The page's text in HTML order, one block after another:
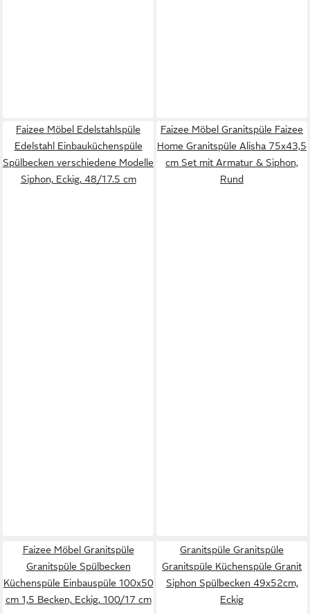
Faizee Möbel Edelstahlspüle
Edelstahl Einbauküchenspüle
Spülbecken verschiedene Modelle
Siphon, Eckig, 48/17.5 cm
Faizee Möbel Granitspüle Faizee
Home Granitspüle Alisha 75x43,5
cm Set mit Armatur & Siphon,
Rund
Faizee Möbel Granitspüle
Granitspüle Spülbecken
Küchenspüle Einbauspüle 100x50
cm 1,5 Becken, Eckig, 100/17 cm
Granitspüle Granitspüle
Granitspüle Küchenspüle Granit
Siphon Spülbecken 49x52cm,
Eckig